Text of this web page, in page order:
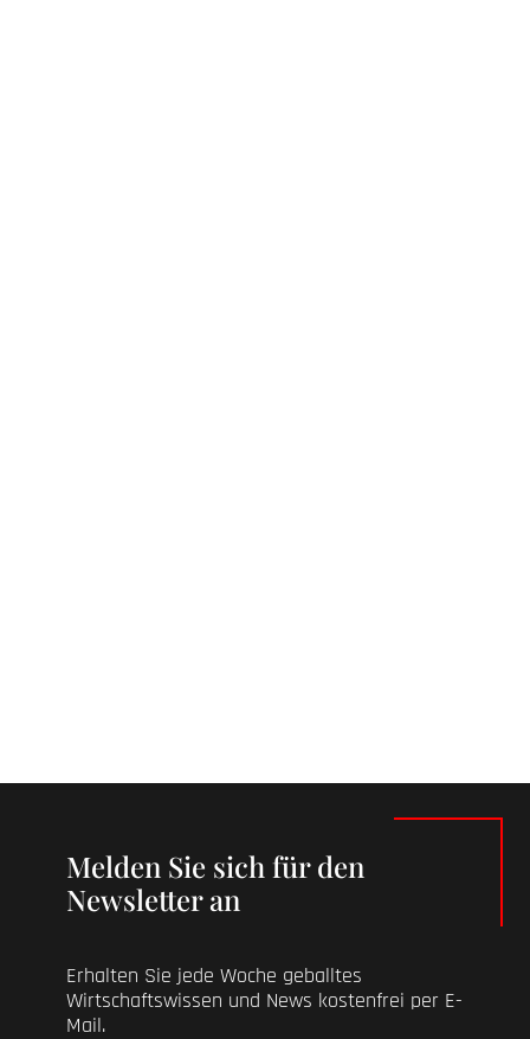
Melden Sie sich für den
Newsletter an
Erhalten Sie jede Woche geballtes
Wirtschaftswissen und News kostenfrei per E-
Mail.